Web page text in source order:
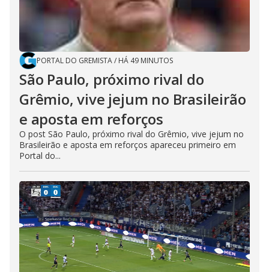
PORTAL DO GREMISTA/ HÁ 49 MINUTOS
São Paulo, próximo rival do
Grêmio, vive jejum no Brasileirão
e aposta em reforços
O post São Paulo, próximo rival do Grêmio, vive jejum no
Brasileirão e aposta em reforços apareceu primeiro em
Portal do...